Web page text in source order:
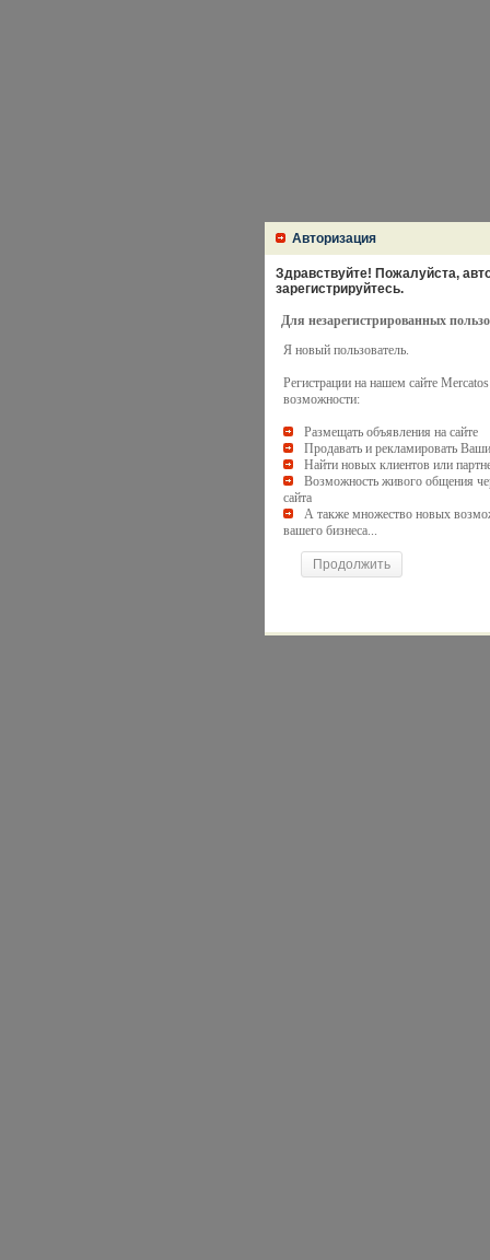
Авторизация
Здравствуйте! Пожалуйста,
зарегистрируйтесь.
Для незарегистрированных
Я новый пользователь.
Регистрации на нашем сайте
возможности:
Размещать объявления на сайте
Продавать и рекламировать
Найти новых клиентов или
Возможность живого общения
сайта
А также множество новых
вашего бизнеса...